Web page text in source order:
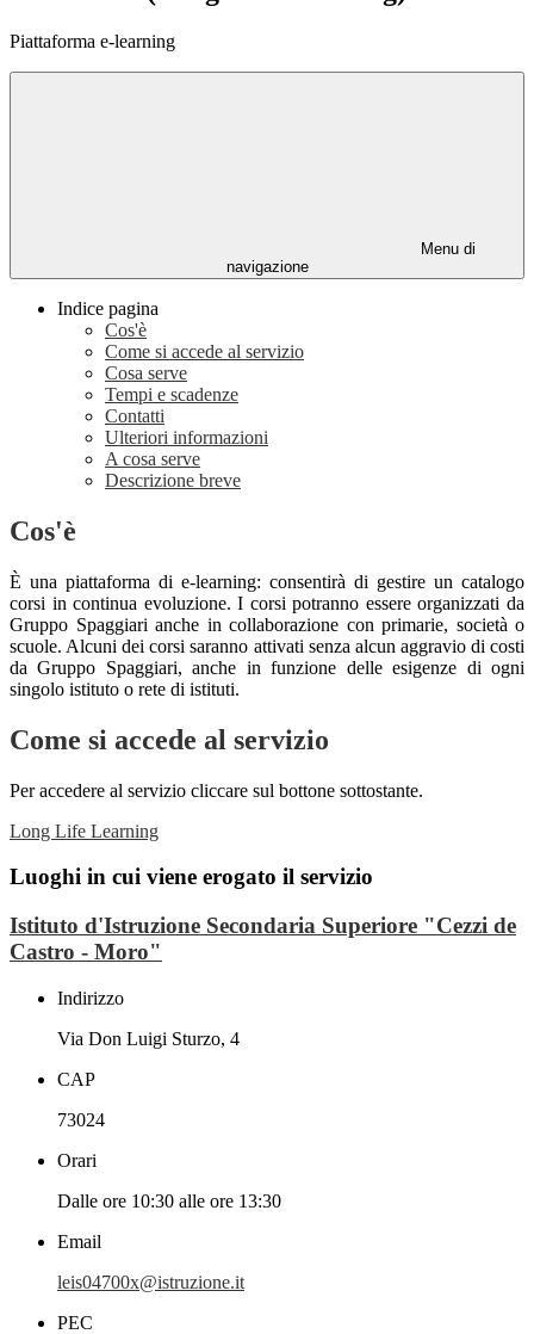
Piattaforma e-learning
Menu di
navigazione
Indice pagina
Cos'è
Come si accede al servizio
Cosa serve
Tempi e scadenze
Contatti
Ulteriori informazioni
A cosa serve
Descrizione breve
Cos'è
È una piattaforma di e-learning: consentirà di gestire un catalogo
corsi in continua evoluzione. I corsi potranno essere organizzati da
Gruppo Spaggiari anche in collaborazione con primarie, società o
scuole. Alcuni dei corsi saranno attivati senza alcun aggravio di costi
da Gruppo Spaggiari, anche in funzione delle esigenze di ogni
singolo istituto o rete di istituti.
Come si accede al servizio
Per accedere al servizio cliccare sul bottone sottostante.
Long Life Learning
Luoghi in cui viene erogato il servizio
Istituto d'Istruzione Secondaria Superiore "Cezzi de
Castro - Moro"
Indirizzo
Via Don Luigi Sturzo, 4
CAP
73024
Orari
Dalle ore 10:30 alle ore 13:30
Email
leis04700x@istruzione.it
PEC